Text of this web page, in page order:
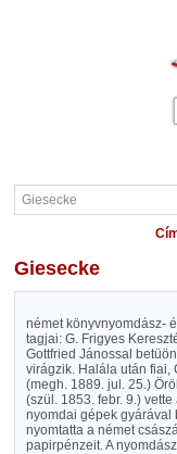
Giesecke
német könyvnyomdász-
tagjai: G. Frigyes
Gottfried Jánossal
virágzik. Halála után fiai,
(megh. 1889. jul. 25.)
(szül. 1853. febr. 9.)
nyomdai gépek gyárával
nyomtatta a német
papirpénzeit. A